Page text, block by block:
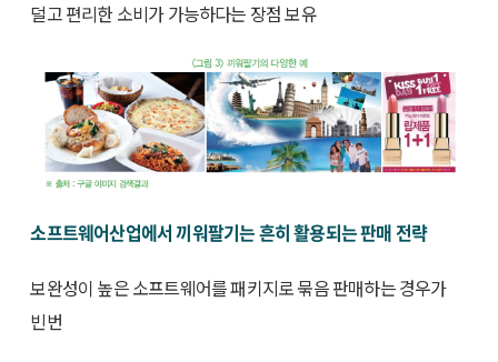
덜고 편리한 소비가 가능하다는 장점 보유
소프트웨어산업에서 끼워팔기는 흔히 활용되는 판매 전략
보완성이 높은 소프트웨어를 패키지로 묶음 판매하는 경우가
빈번